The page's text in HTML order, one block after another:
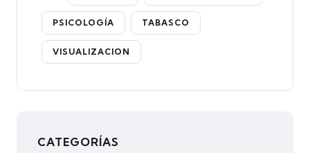
PSICOLOGÍA TABASCO
VISUALIZACION
CATEGORÍAS